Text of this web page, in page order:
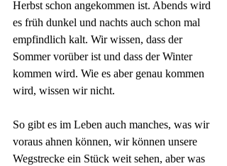
Herbst schon angekommen ist. Abends wird
es früh dunkel und nachts auch schon mal
empfindlich kalt. Wir wissen, dass der
Sommer vorüber ist und dass der Winter
kommen wird. Wie es aber genau kommen
wird, wissen wir nicht.
So gibt es im Leben auch manches, was wir
voraus ahnen können, wir können unsere
Wegstrecke ein Stück weit sehen, aber was